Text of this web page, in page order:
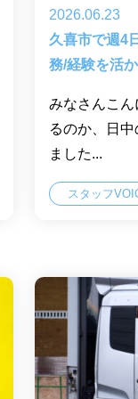
2026.06.23
久喜市で週4
務/経験を活
みなさんこ
るのか、日
ました...
スタッフ